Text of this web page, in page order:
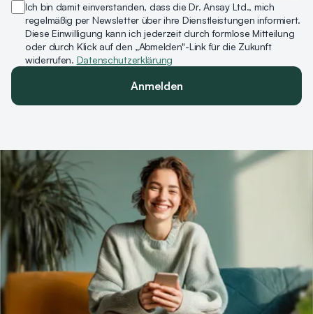
Ich bin damit einverstanden, dass die Dr. Ansay Ltd., mich
regelmäßig per Newsletter über ihre Dienstleistungen informiert.
Diese Einwilligung kann ich jederzeit durch formlose Mitteilung
oder durch Klick auf den „Abmelden"-Link für die Zukunft
widerrufen. Datenschutzerklärung
Anmelden